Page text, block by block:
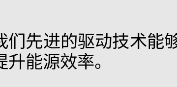
们先进的驱动技术能
升能源效率。